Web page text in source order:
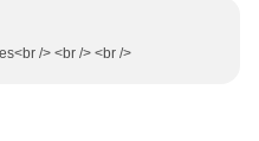
/> <br /> <br />